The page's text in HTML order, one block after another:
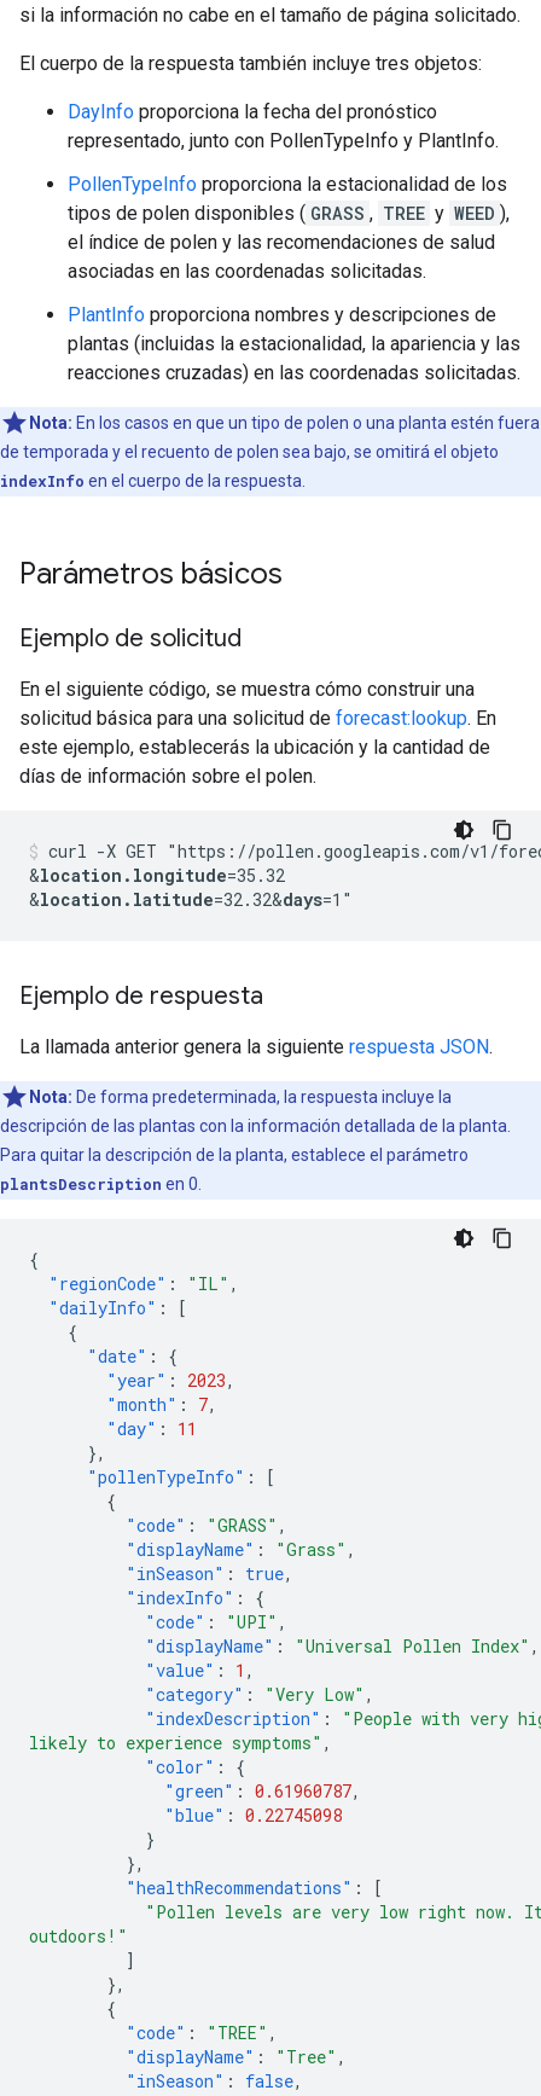
si la información no cabe en el tamaño de página solicitado.
El cuerpo de la respuesta también incluye tres objetos:
DayInfo proporciona la fecha del pronóstico
representado, junto con PollenTypeInfo y PlantInfo.
PollenTypeInfo proporciona la estacionalidad de los
tipos de polen disponibles ( GRASS , TREE y WEED ),
el índice de polen y las recomendaciones de salud
asociadas en las coordenadas solicitadas.
PlantInfo proporciona nombres y descripciones de
plantas (incluidas la estacionalidad, la apariencia y las
reacciones cruzadas) en las coordenadas solicitadas.
Nota: En los casos en que un tipo de polen o una planta estén fuera
de temporada y el recuento de polen sea bajo, se omitirá el objeto
indexInfo en el cuerpo de la respuesta.
Parámetros básicos
Ejemplo de solicitud
En el siguiente código, se muestra cómo construir una
solicitud básica para una solicitud de forecast:lookup. En
este ejemplo, establecerás la ubicación y la cantidad de
días de información sobre el polen.
curl -X GET "https://pollen.googleapis.com/v1/
&location.longitude=35.32
&location.latitude=32.32&days
Ejemplo de respuesta
La llamada anterior genera la siguiente respuesta JSON.
Nota: De forma predeterminada, la respuesta incluye la
descripción de las plantas con la información detallada de la planta.
Para quitar la descripción de la planta, establece el parámetro
plantsDescription en 0.
{
"regionCode" : "IL" ,
"dailyInfo" :
[
{
"date" :
{
"year" : 2023,
"month" : 7,
"day" :
11
},
"pollenTypeInfo" :
[
{
"code" : "GRASS" ,
"displayName" : "Grass" ,
"inSeason" : true,
"indexInfo" :
{
"code" : "UPI" ,
"displayName" : "Universal Pollen Index" ,
"value" : 1 ,
"category" : "Very Low" ,
"indexDescription" :
"People with very
likely to experience symptoms" ,
"color" :
{
"green" : 0.61960787,
"blue" : 0.22745098
}
},
"healthRecommendations" :
[
"Pollen levels are very low right now.
outdoors!"
]
},
{
"code" : "TREE" ,
"displayName" : "Tree" ,
"inSeason" : false,